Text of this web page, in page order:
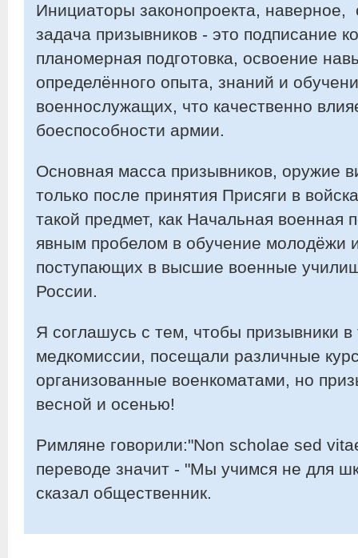
Инициаторы законопроекта, наверное,
задача призывников - это подписание
планомерная подготовка, освоение
определённого опыта, знаний и
военнослужащих, что качественно
боеспособности армии.
Основная масса призывников, оружие
только после принятия Присяги в
такой предмет, как Начальная военная
явным пробелом в обучение молодёжи
поступающих в высшие военные
России.
Я соглашусь с тем, чтобы призывники в
медкомиссии, посещали различные
организованные военкоматами, но
весной и осенью!
Римляне говорили:"Non scholae sed
переводе значит - "Мы учимся не для
сказал общественник.